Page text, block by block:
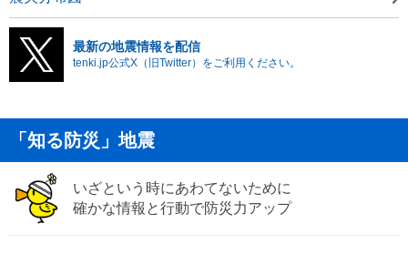
最新の地震情報を配信
tenki.jp公式X（旧Twitter）をご利用ください。
「知る防災」地震
いざという時にあわてないために
確かな情報と行動で防災力アップ